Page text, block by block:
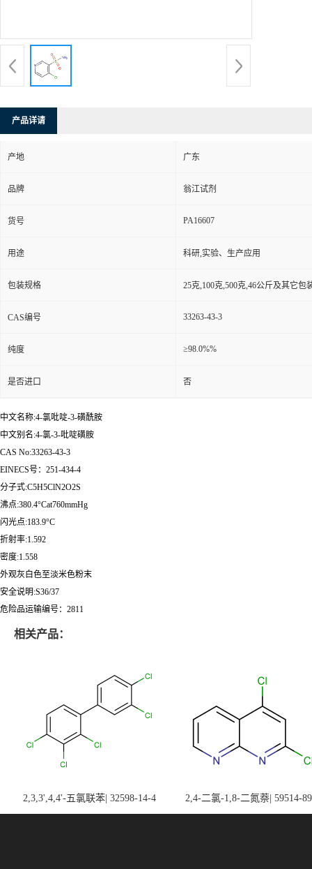
产品详请
产地 广东
品牌 翁江试剂
货号 PA16607
用途 科研,实验、生产应用
包装规格 25克,100克,500克,46公斤及其它包
CAS编号 33263-43-3
纯度 ≥98.0%%
是否进口 否
中文名称:4-氯吡啶-3-磺酰胺
中文别名:4-氯-3-吡啶磺胺
CAS No:33263-43-3
EINECS号：251-434-4
分子式:C5H5ClN2O2S
沸点:380.4°Cat760mmHg
闪光点:183.9°C
折射率:1.592
密度:1.558
外观灰白色至淡米色粉末
安全说明:S36/37
危险品运输编号：2811
相关产品：
2,3,3',4,4'-五氯联苯| 32598-14-4 2,4-二氯-1,8-二氮萘| 59514-